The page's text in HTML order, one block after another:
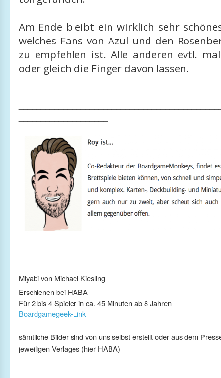
Am Ende bleibt ein wirklich sehr
welches Fans von Azul und den
zu empfehlen ist. Alle anderen evtl.
oder gleich die Finger davon lassen.
Miyabi von Michael Kiesling
Erschienen bei HABA
Für 2 bis 4 Spieler in ca. 45 Minuten ab 8 Jahren
Boardgamegeek-Link
sämtliche Bilder sind von uns selbst erstellt oder aus dem
jeweiligen Verlages (hier HABA)